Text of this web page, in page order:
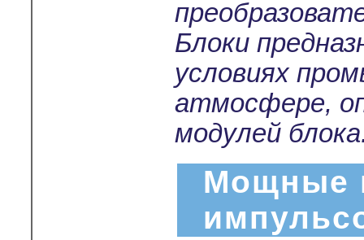
Блоки
условиях
атмосфере,
модулей
Мощные